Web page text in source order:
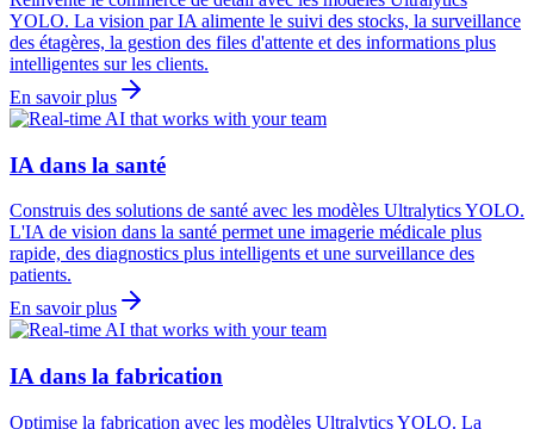
YOLO. La vision par IA alimente le suivi des stocks, la surveillance
des étagères, la gestion des files d'attente et des informations plus
intelligentes sur les clients.
En savoir plus
IA dans la santé
Construis des solutions de santé avec les modèles Ultralytics YOLO.
L'IA de vision dans la santé permet une imagerie médicale plus
rapide, des diagnostics plus intelligents et une surveillance des
patients.
En savoir plus
IA dans la fabrication
Optimise la fabrication avec les modèles Ultralytics YOLO. La